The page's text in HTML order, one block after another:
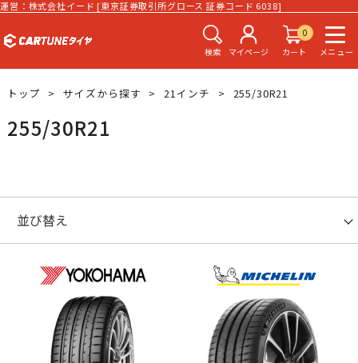
運営：株式会社イード [東京証券取引所グロース 証券コード 6038]
検索 マイページ
0
カート
メニュー
トップ サイズから探す 21インチ 255/30R21
255/30R21